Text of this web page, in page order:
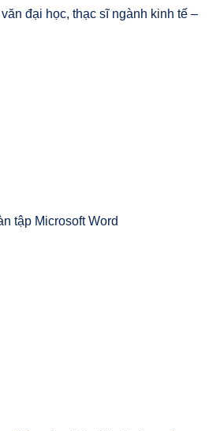
đại học, thạc sĩ ngành kinh tế –
tập Microsoft Word